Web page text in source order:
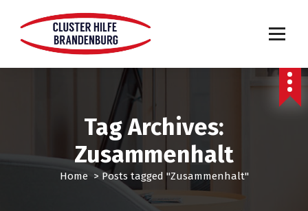
Tag Archives:
Zusammenhalt
Home > Posts tagged "Zusammenhalt"